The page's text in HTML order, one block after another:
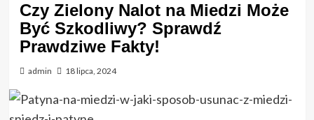
Czy Zielony Nalot na Miedzi Może
Być Szkodliwy? Sprawdź
Prawdziwe Fakty!
admin 18 lipca, 2024